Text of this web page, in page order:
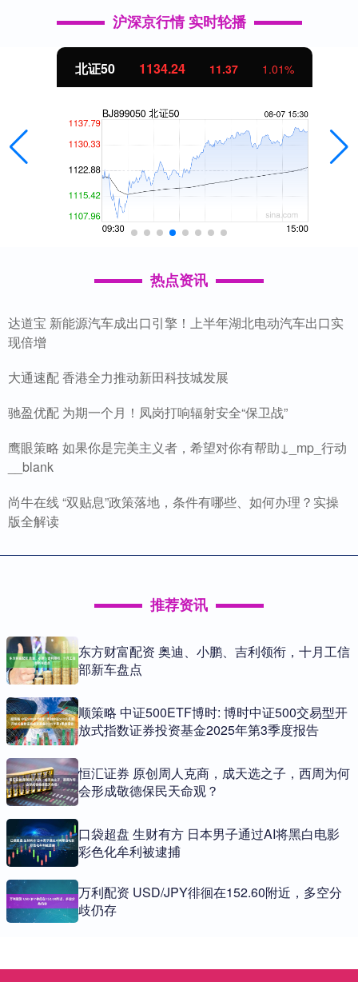
沪深京行情 实时轮播
北证50 1134.24 11.37 1.01%
热点资讯
达道宝 新能源汽车成出口引擎！上半年湖北电动汽车出口实
现倍增
大通速配 香港全力推动新田科技城发展
驰盈优配 为期一个月！凤岗打响辐射安全“保卫战”
鹰眼策略 如果你是完美主义者，希望对你有帮助↓_mp_行动
__blank
尚牛在线 “双贴息”政策落地，条件有哪些、如何办理？实操
版全解读
推荐资讯
东方财富配资 奥迪、小鹏、吉利领衔，十月工信
部新车盘点
顺策略 中证500ETF博时: 博时中证500交易型开
放式指数证券投资基金2025年第3季度报告
恒汇证券 原创周人克商，成天选之子，西周为何
会形成敬德保民天命观？
口袋超盘 生财有方 日本男子通过AI将黑白电影
彩色化牟利被逮捕
万利配资 USD/JPY徘徊在152.60附近，多空分
歧仍存